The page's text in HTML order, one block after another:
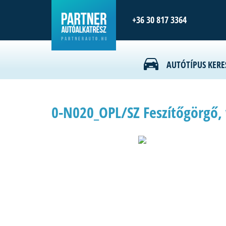
+36 30 817 3364
AUTÓTÍPUS
0-N020_OPL/SZ